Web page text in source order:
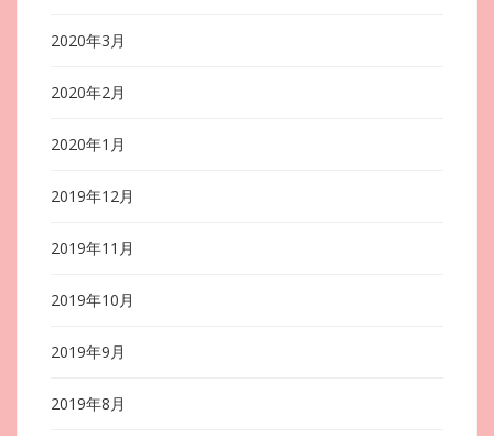
2020年3月
2020年2月
2020年1月
2019年12月
2019年11月
2019年10月
2019年9月
2019年8月